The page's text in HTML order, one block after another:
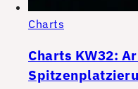
Charts
Charts KW32: